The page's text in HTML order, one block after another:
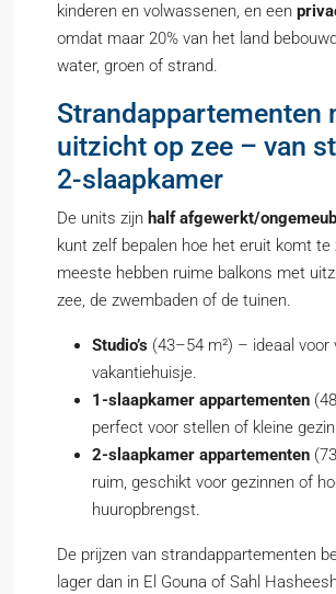
kinderen en volwassenen, en een
omdat maar 20% van het land
water, groen of strand.
Strandappartementen
uitzicht op zee – van
2-slaapkamer
De units zijn half afgewerkt/
kunt zelf bepalen hoe het eruit komt te
meeste hebben ruime balkons met
zee, de zwembaden of de tuinen.
Studio’s (43–54 m²) – ideaal voor
vakantiehuisje.
1-slaapkamer appartementen
perfect voor stellen of kleine
2-slaapkamer appartementen
ruim, geschikt voor gezinnen of
huuropbrengst.
De prijzen van strandappartementen
lager dan in El Gouna of Sahl